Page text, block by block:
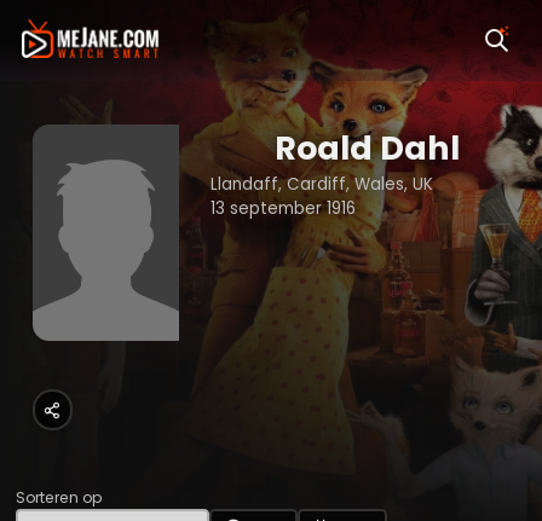
Roald Dahl
Llandaff, Cardiff, Wales, UK
13 september 1916
Sorteren op